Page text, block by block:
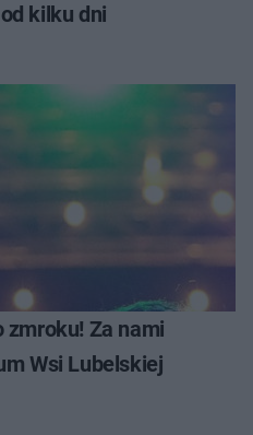
kilku dni
zmroku! Za nami
Wsi Lubelskiej